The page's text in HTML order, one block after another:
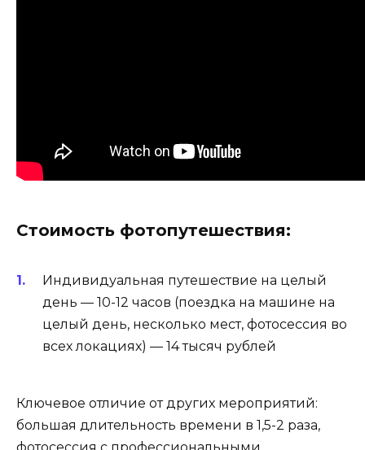
Стоимость фотопутешествия:
Индивидуальная путешествие на целый
день — 10-12 часов (поездка на машине на
целый день, несколько мест, фотосессия во
всех локациях) — 14 тысяч рублей
Ключевое отличие от других мероприятий:
большая длительность времени в 1,5-2 раза,